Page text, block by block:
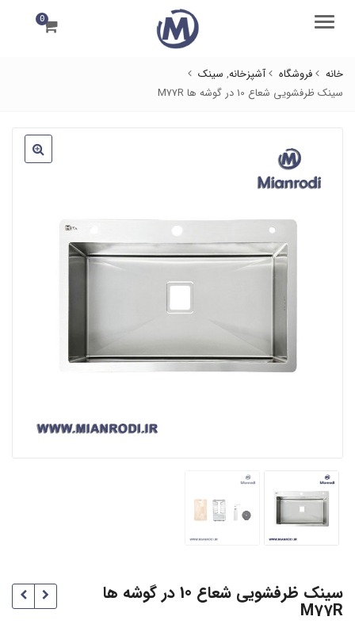
منو 0
خانه فروشگاه آشپزخانه, سینک
سینک ظرفشویی شعاع 10 در گوشه ها M77R
سینک ظرفشویی شعاع 10 در گوشه ها
M77R